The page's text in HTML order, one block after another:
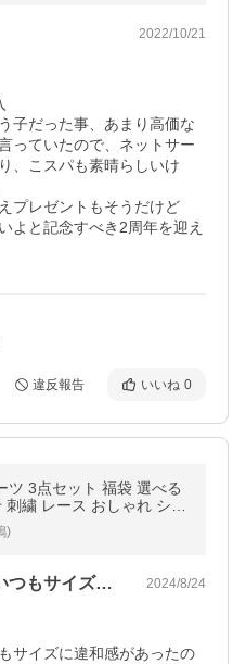
2022/10/21
子だった事、あまり高価な
っていたので、ネットサー
、こスパも素晴らしいけ
プレゼントもそうだけど
よと記念すべき2周年を迎え
違反報告 いいね 0
ツ 3点セット 福袋 選べる
繍 レース おしゃれ シン
いサイズ
)
知り合いの女性が、何かいつもサイズに違… 2024/8/24
サイズに違和感があったの